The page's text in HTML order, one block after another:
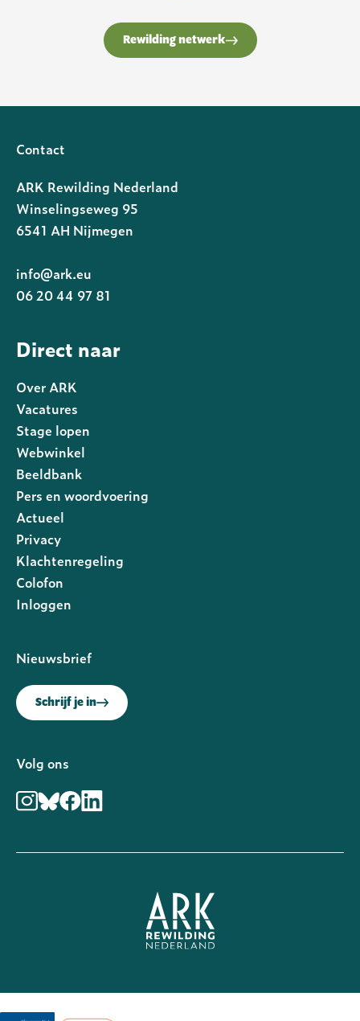
Rewilding netwerk
Contact
ARK Rewilding Nederland
Winselingseweg 95
6541 AH Nijmegen
info@ark.eu
06 20 44 97 81
Direct naar
Over ARK
Vacatures
Stage lopen
Webwinkel
Beeldbank
Pers en woordvoering
Footer
rechts
Actueel
Privacy
Klachtenregeling
Colofon
Inloggen
Nieuwsbrief
Schrijf je in
Volg ons